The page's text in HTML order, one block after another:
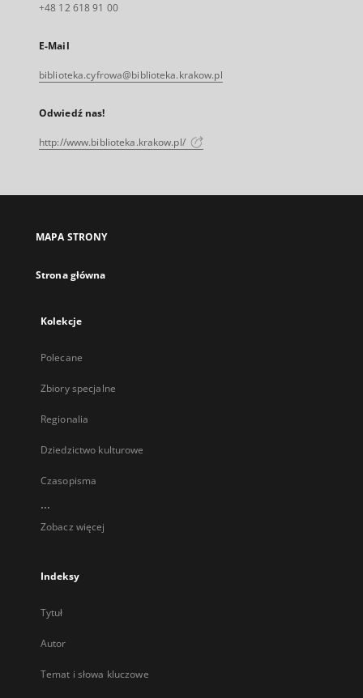
+48 12 618 91 00
E-Mail
biblioteka.cyfrowa@biblioteka.krakow.pl
Odwiedź nas!
http://www.biblioteka.krakow.pl/
MAPA STRONY
Strona główna
Kolekcje
Polecane
Zbiory specjalne
Regionalia
Dziedzictwo kulturowe
Czasopisma
...
Zobacz więcej
Indeksy
Tytuł
Autor
Temat i słowa kluczowe